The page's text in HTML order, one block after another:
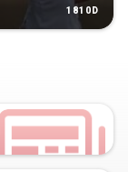
1810D